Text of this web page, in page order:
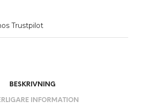
Trustpilot
BESKRIVNING
INFORMATION